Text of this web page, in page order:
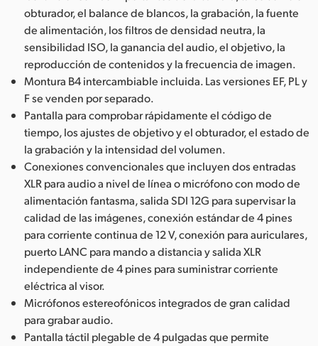
obturador, el balance de blancos, la grabación, la fuente
de alimentación, los filtros de densidad neutra, la
sensibilidad ISO, la ganancia del audio, el objetivo, la
reproducción de contenidos y la frecuencia de imagen.
Montura B4 intercambiable incluida. Las versiones EF, PL y
F se venden por separado.
Pantalla para comprobar rápidamente el código de
tiempo, los ajustes de objetivo y el obturador, el estado de
la grabación y la intensidad del volumen.
Conexiones convencionales que incluyen dos entradas
XLR para audio a nivel de línea o micrófono con modo de
alimentación fantasma, salida SDI 12G para supervisar la
calidad de las imágenes, conexión estándar de 4 pines
para corriente continua de 12 V, conexión para auriculares,
puerto LANC para mando a distancia y salida XLR
independiente de 4 pines para suministrar corriente
eléctrica al visor.
Micrófonos estereofónicos integrados de gran calidad
para grabar audio.
Pantalla táctil plegable de 4 pulgadas que permite